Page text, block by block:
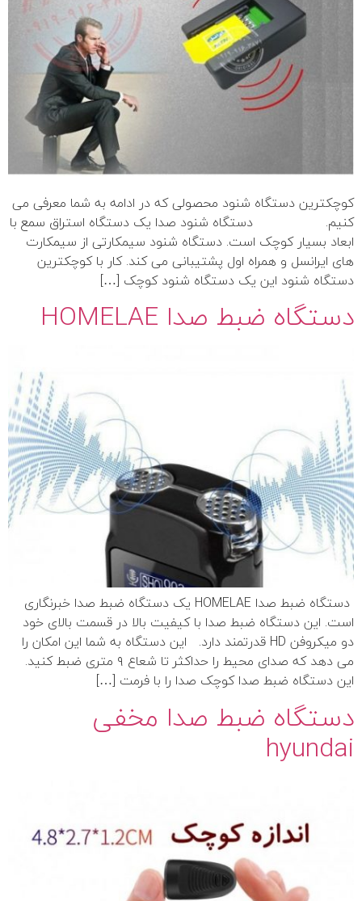
کوچکترین دستگاه شنود محصولی که در ادامه به شما معرفی می
کنیم. دستگاه شنود صدا یک دستگاه استراق سمع با
ابعاد بسیار کوچک است. دستگاه شنود سیمکارتی از سیمکارت
های ایرانسل و همراه اول پشتیبانی می کند. کار با کوچکترین
دستگاه شنود این یک دستگاه شنود کوچک […]
دستگاه ضبط صدا HOMELAE
دستگاه ضبط صدا HOMELAE یک دستگاه ضبط صدا خبرنگاری
است. این دستگاه ضبط صدا با کیفیت بالا در قسمت بالای خود
دو میکروفن HD قدرتمند دارد. این دستگاه به شما این امکان را
می دهد که صدای محیط را حداکثر تا شعاع ۹ متری ضبط کنید.
این دستگاه ضبط صدا کوچک صدا را با فرمت […]
دستگاه ضبط صدا مخفی
hyundai